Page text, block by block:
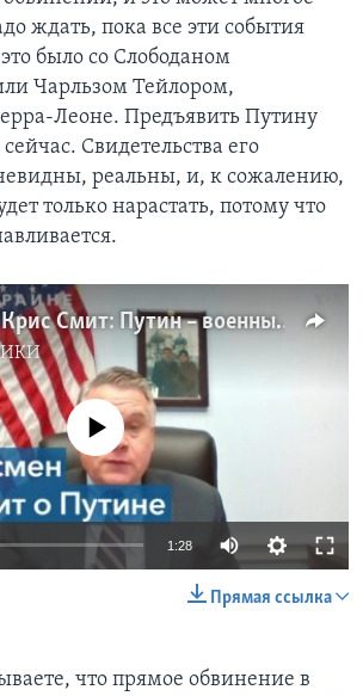
ждать, пока все эти события
было со Слободаном
Чарльзом Тейлором,
Леоне. Предъявить Путину
Свидетельства его
реальны, и, к сожалению,
только нарастать, потому что
Конгрессмен Крис Смит: Путин – военный преступник
source currently available
1:28
Прямая ссылка
что прямое обвинение в